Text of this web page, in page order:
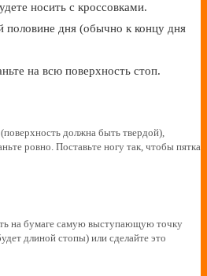
носить с кроссовками.
половине дня (обычно к концу дня
на всю поверхность стоп.
должна быть твердой),
ровно. Поставьте ногу так, чтобы пятка
на бумаге самую выступающую точку
длиной стопы) или сделайте это